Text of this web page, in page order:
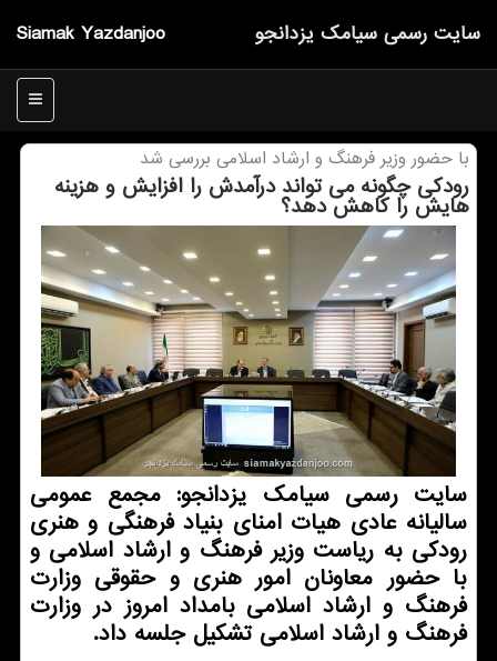
Siamak Yazdanjoo سایت رسمی سیامك یزدانجو
منو
با حضور وزیر فرهنگ و ارشاد اسلامی بررسی شد
رودكی چگونه می تواند درآمدش را افزایش و هزینه
هایش را كاهش دهد؟
سایت رسمی سیامك یزدانجو: مجمع عمومی
سالیانه عادی هیات امنای بنیاد فرهنگی و هنری
رودكی به ریاست وزیر فرهنگ و ارشاد اسلامی و
با حضور معاونان امور هنری و حقوقی وزارت
فرهنگ و ارشاد اسلامی بامداد امروز در وزارت
فرهنگ و ارشاد اسلامی تشكیل جلسه داد.